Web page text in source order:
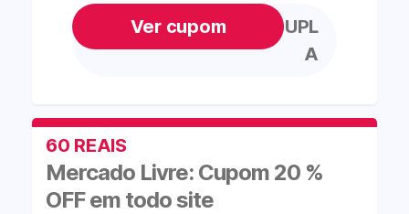
SITETODOPREDATADUPL
A
60 REAIS
Mercado Livre: Cupom 20 %
OFF em todo site